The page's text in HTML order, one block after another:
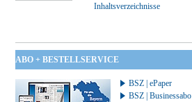
Inhaltsverzeichnisse
ABO + BESTELLSERVICE
BSZ | ePaper
BSZ | Businessabo